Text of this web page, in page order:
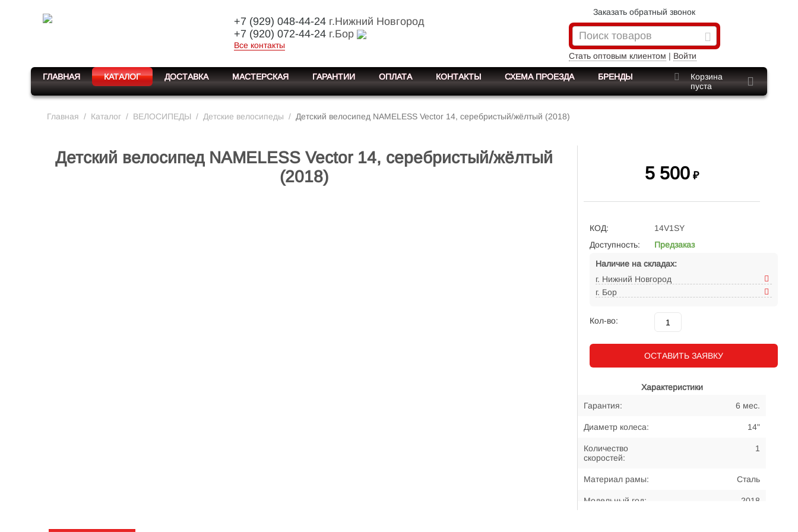
+7 (929) 048-44-24г.Нижний Новгород
+7 (920) 072-44-24г.Бор
Все контакты
Заказать обратный звонок
Стать оптовым клиентом | Войти
ГЛАВНАЯ КАТАЛОГ ДОСТАВКА МАСТЕРСКАЯ ГАРАНТИИ ОПЛАТА КОНТАКТЫ СХЕМА ПРОЕЗДА БРЕНДЫ
Корзина
пуста
Главная / Каталог / ВЕЛОСИПЕДЫ / Детские велосипеды / Детский велосипед NAMELESS Vector 14, серебристый/жёлтый (2018)
Детский велосипед NAMELESS Vector 14, серебристый/жёлтый
(2018)
5 500 ₽
КОД:
14V1SY
Доступность:
Предзаказ
Наличие на складах:
г. Нижний Новгород
г. Бор
Кол-во:
ОСТАВИТЬ ЗАЯВКУ
Характеристики
Гарантия:
6 мес.
Диаметр колеса: 14"
Количество
скоростей:
1
Материал рамы: Сталь
Модельный год: 2018